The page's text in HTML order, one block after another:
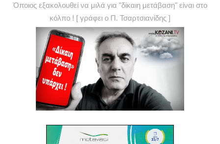
Όποιος εξακολουθεί να μιλά για "δίκαιη μετάβαση" είναι στο
κόλπο ! [ γράφει ο Π. Τσαρτσιανίδης ]